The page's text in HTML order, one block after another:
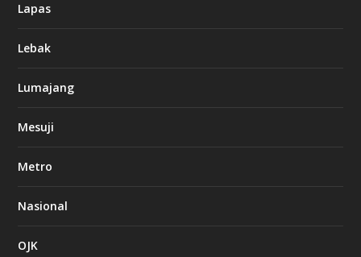
Lapas
Lebak
Lumajang
Mesuji
Metro
Nasional
OJK